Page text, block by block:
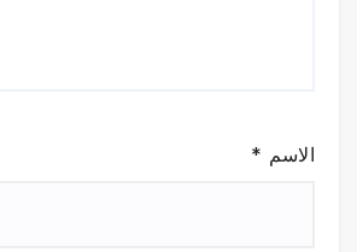
الاسم *